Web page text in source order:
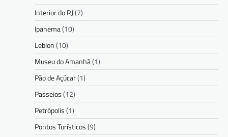
Interior do RJ(7)
Ipanema(10)
Leblon(10)
Museu do Amanhã(1)
Pão de Açúcar(1)
Passeios(12)
Petrópolis(1)
Pontos Turísticos(9)